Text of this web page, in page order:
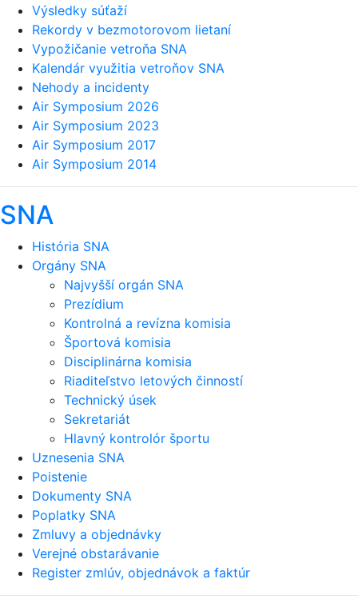
Výsledky súťaží
Rekordy v bezmotorovom lietaní
Vypožičanie vetroňa SNA
Kalendár využitia vetroňov SNA
Nehody a incidenty
Air Symposium 2026
Air Symposium 2023
Air Symposium 2017
Air Symposium 2014
SNA
História SNA
Orgány SNA
Najvyšší orgán SNA
Prezídium
Kontrolná a revízna komisia
Športová komisia
Disciplinárna komisia
Riaditeľstvo letových činností
Technický úsek
Sekretariát
Hlavný kontrolór športu
Uznesenia SNA
Poistenie
Dokumenty SNA
Poplatky SNA
Zmluvy a objednávky
Verejné obstarávanie
Register zmlúv, objednávok a faktúr